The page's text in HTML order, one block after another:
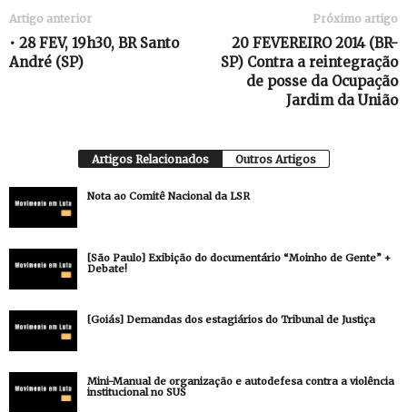
Artigo anterior
• 28 FEV, 19h30, BR Santo
André (SP)
Próximo artigo
20 FEVEREIRO 2014 (BR-
SP) Contra a reintegração
de posse da Ocupação
Jardim da União
Artigos Relacionados Outros Artigos
Nota ao Comitê Nacional da LSR
[São Paulo] Exibição do documentário “Moinho de Gente” +
Debate!
[Goiás] Demandas dos estagiários do Tribunal de Justiça
Mini-Manual de organização e autodefesa contra a violência
institucional no SUS